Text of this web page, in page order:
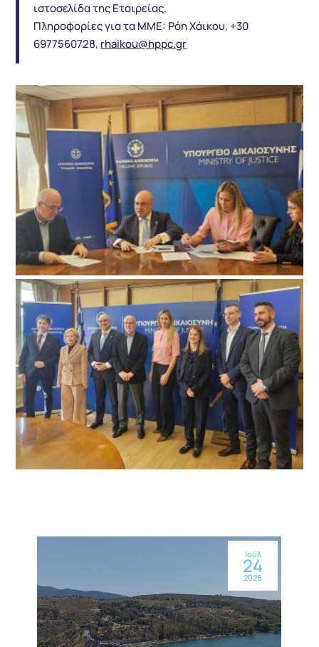
ιστοσελίδα της Εταιρείας.
Πληροφορίες για τα ΜΜΕ: Ρόη Χάικου, +30
6977560728, rhaikou@hppc.gr
Ιούλ
24
2026